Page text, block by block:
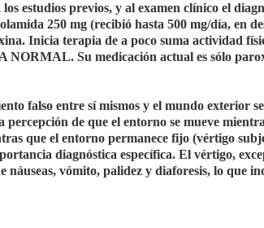
estudios previos, y al examen clínico el
250 mg (recibió hasta 500 mg/día, en
Inicia terapia de a poco suma actividad
Su medicación actual es sólo
falso entre sí mismos y el mundo exterior
de que el entorno se mueve
que el entorno permanece fijo (vértigo
diagnóstica específica. El vértigo,
náuseas, vómito, palidez y diaforesis, lo que